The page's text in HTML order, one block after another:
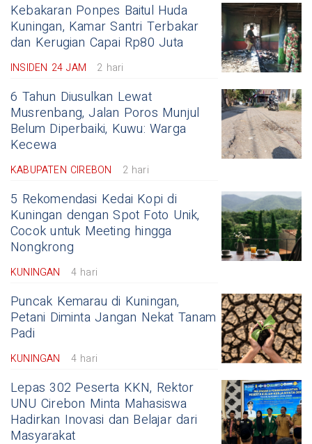
Kebakaran Ponpes Baitul Huda
Kuningan, Kamar Santri Terbakar
dan Kerugian Capai Rp80 Juta
INSIDEN 24 JAM 2 hari
6 Tahun Diusulkan Lewat
Musrenbang, Jalan Poros Munjul
Belum Diperbaiki, Kuwu: Warga
Kecewa
KABUPATEN CIREBON 2 hari
5 Rekomendasi Kedai Kopi di
Kuningan dengan Spot Foto Unik,
Cocok untuk Meeting hingga
Nongkrong
KUNINGAN 4 hari
Puncak Kemarau di Kuningan,
Petani Diminta Jangan Nekat Tanam
Padi
KUNINGAN 4 hari
Lepas 302 Peserta KKN, Rektor
UNU Cirebon Minta Mahasiswa
Hadirkan Inovasi dan Belajar dari
Masyarakat